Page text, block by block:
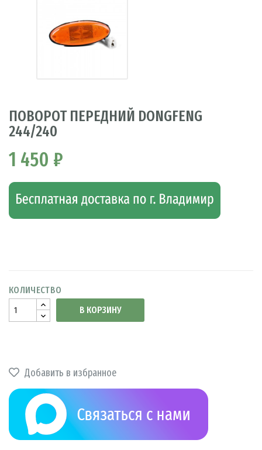
ПОВОРОТ ПЕРЕДНИЙ DONGFENG
244/240
1 450 ₽
КОЛИЧЕСТВО
В КОРЗИНУ
Добавить в избранное